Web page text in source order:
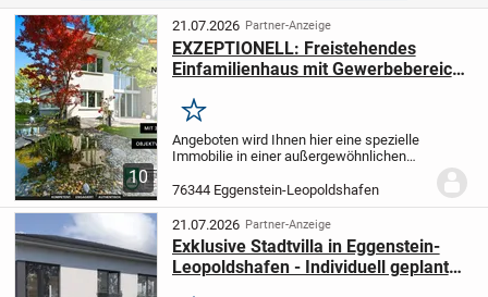
10
21.07.2026 Partner-Anzeige
EXZEPTIONELL: Freistehendes
Einfamilienhaus mit Gewerbebereich
Merken
Angeboten wird Ihnen hier eine spezielle
Immobilie in einer außergewöhnlichen
inklusive Gewerbehalle befindet sich
inmitten des Eggensteiner
Gewerbegebiets Südwest....
76344 Eggenstein-Leopoldshafen
21.07.2026 Partner-Anzeige
Exklusive Stadtvilla in Eggenstein-
Leopoldshafen - Individuell geplant